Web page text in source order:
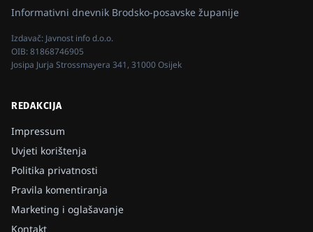
Informativni dnevnik Brodsko-posavske županije
Izdavač: Javnost info d.o.o.
OIB:81868746905
Josipa Jurja Strossmayera 341, 31000 Osijek
REDAKCIJA
Impressum
Uvjeti korištenja
Politika privatnosti
Pravila komentiranja
Marketing i oglašavanje
Kontakt